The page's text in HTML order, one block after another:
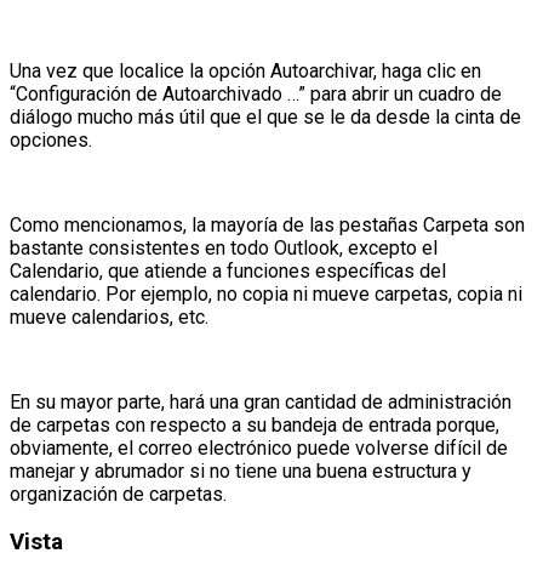
Una vez que localice la opción Autoarchivar, haga clic en
“Configuración de Autoarchivado …” para abrir un cuadro de
diálogo mucho más útil que el que se le da desde la cinta de
opciones.
Como mencionamos, la mayoría de las pestañas Carpeta son
bastante consistentes en todo Outlook, excepto el
Calendario, que atiende a funciones específicas del
calendario. Por ejemplo, no copia ni mueve carpetas, copia ni
mueve calendarios, etc.
En su mayor parte, hará una gran cantidad de administración
de carpetas con respecto a su bandeja de entrada porque,
obviamente, el correo electrónico puede volverse difícil de
manejar y abrumador si no tiene una buena estructura y
organización de carpetas.
Vista